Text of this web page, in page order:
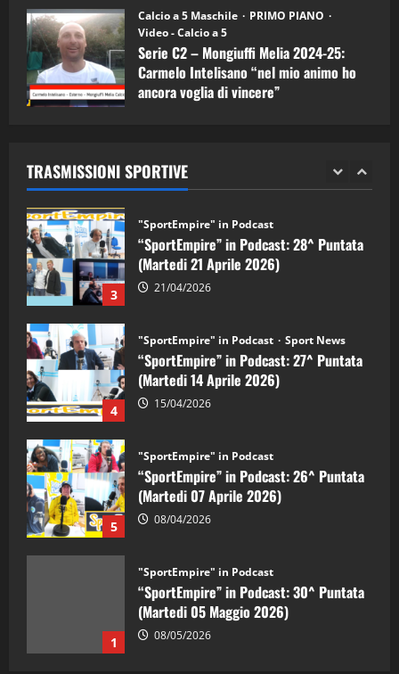
Calcio a 5 Maschile
PRIMO PIANO
Video - Calcio a 5
Serie C2 – Mongiuffi Melia 2024-25:
Carmelo Intelisano “nel mio animo ho
ancora voglia di vincere”
TRASMISSIONI SPORTIVE
1
“SportEmpire” in Podcast: 30^ Puntata
(Martedi 05 Maggio 2026)
08/05/2026
2 28/04/2026
3
"SportEmpire" in Podcast
“SportEmpire” in Podcast: 28^ Puntata
(Martedi 21 Aprile 2026)
21/04/2026
4
"SportEmpire" in Podcast Sport News
“SportEmpire” in Podcast: 27^ Puntata
(Martedi 14 Aprile 2026)
15/04/2026
5
"SportEmpire" in Podcast
“SportEmpire” in Podcast: 26^ Puntata
(Martedi 07 Aprile 2026)
08/04/2026
1
"SportEmpire" in Podcast
“SportEmpire” in Podcast: 30^ Puntata
(Martedi 05 Maggio 2026)
08/05/2026